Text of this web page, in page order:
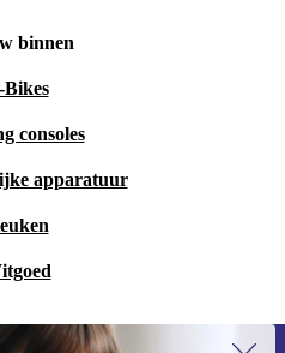
binnen
Bikes
consoles
apparatuur